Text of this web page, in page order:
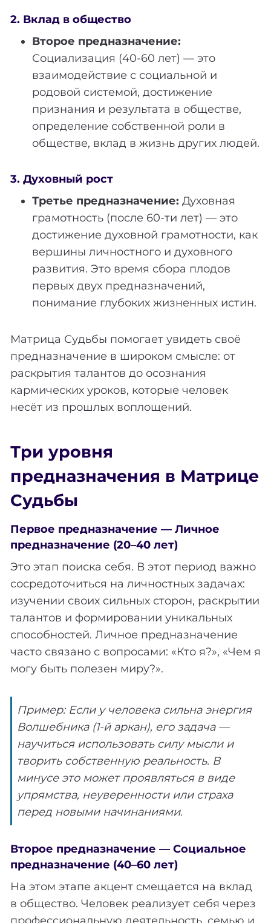
2. Вклад в общество
Второе предназначение:
Социализация (40-60 лет) — это
взаимодействие с социальной и
родовой системой, достижение
признания и результата в обществе,
определение собственной роли в
обществе, вклад в жизнь других людей.
3. Духовный рост
Третье предназначение: Духовная
грамотность (после 60-ти лет) — это
достижение духовной грамотности, как
вершины личностного и духовного
развития. Это время сбора плодов
первых двух предназначений,
понимание глубоких жизненных истин.
Матрица Судьбы помогает увидеть своё
предназначение в широком смысле: от
раскрытия талантов до осознания
кармических уроков, которые человек
несёт из прошлых воплощений.
Три уровня
предназначения в Матрице
Судьбы
Первое предназначение — Личное
предназначение (20–40 лет)
Это этап поиска себя. В этот период важно
сосредоточиться на личностных задачах:
изучении своих сильных сторон, раскрытии
талантов и формировании уникальных
способностей. Личное предназначение
часто связано с вопросами: «Кто я?», «Чем я
могу быть полезен миру?».
Пример: Если у человека сильна энергия
Волшебника (1-й аркан), его задача —
научиться использовать силу мысли и
творить собственную реальность. В
минусе это может проявляться в виде
упрямства, неуверенности или страха
перед новыми начинаниями.
Второе предназначение — Социальное
предназначение (40–60 лет)
На этом этапе акцент смещается на вклад
в общество. Человек реализует себя через